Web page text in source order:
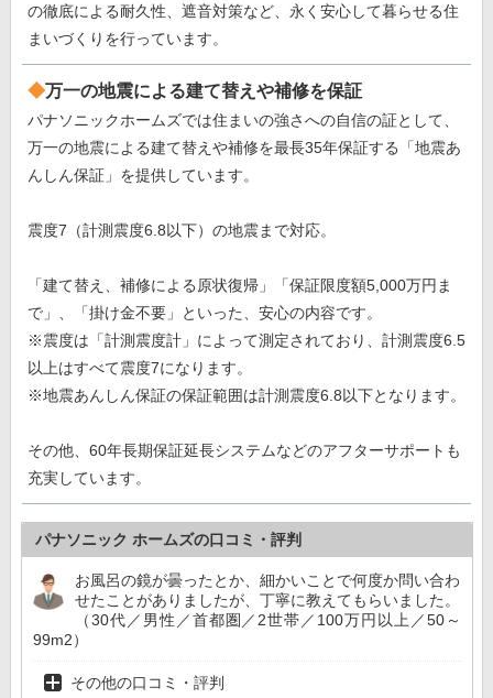
の徹底による耐久性、遮音対策など、永く安心して暮らせる住
まいづくりを行っています。
万一の地震による建て替えや補修を保証
パナソニックホームズでは住まいの強さへの自信の証として、
万一の地震による建て替えや補修を最長35年保証する「地震あ
んしん保証」を提供しています。
震度7（計測震度6.8以下）の地震まで対応。
「建て替え、補修による原状復帰」「保証限度額5,000万円ま
で」、「掛け金不要」といった、安心の内容です。
※震度は「計測震度計」によって測定されており、計測震度6.5
以上はすべて震度7になります。
※地震あんしん保証の保証範囲は計測震度6.8以下となります。
その他、60年長期保証延長システムなどのアフターサポートも
充実しています。
パナソニック ホームズの口コミ・評判
お風呂の鏡が曇ったとか、細かいことで何度か問い合わ
せたことがありましたが、丁寧に教えてもらいました。
（30代／男性／首都圏／2世帯／100万円以上／50～
99m2）
その他の口コミ・評判